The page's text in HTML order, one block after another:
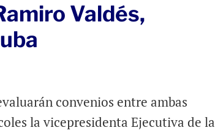
Valdés,
convenios entre ambas
la vicepresidenta Ejecutiva de la